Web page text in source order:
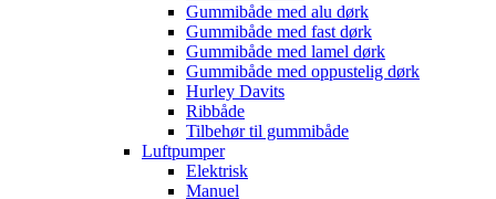
Gummibåde med alu dørk
Gummibåde med fast dørk
Gummibåde med lamel dørk
Gummibåde med oppustelig dørk
Hurley Davits
Ribbåde
Tilbehør til gummibåde
Luftpumper
Elektrisk
Manuel